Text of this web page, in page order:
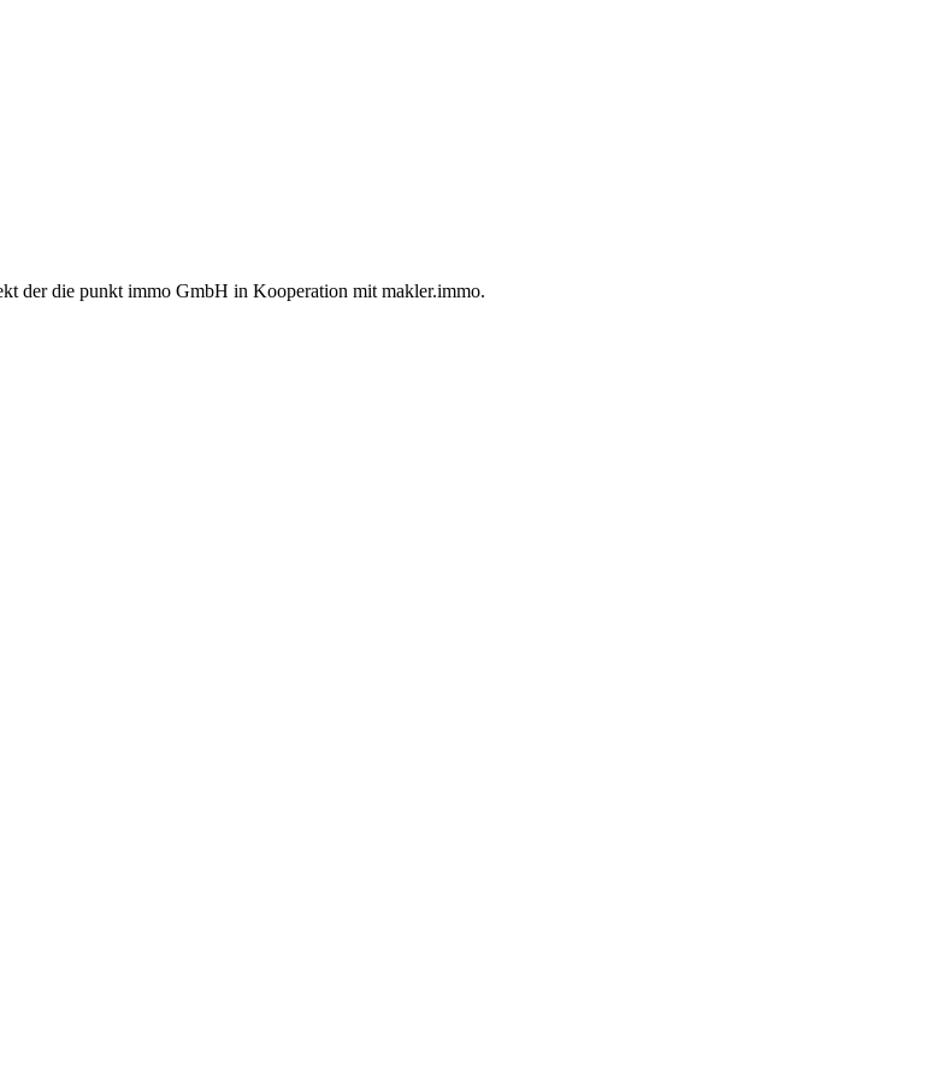
der die punkt immo GmbH in Kooperation mit makler.immo.